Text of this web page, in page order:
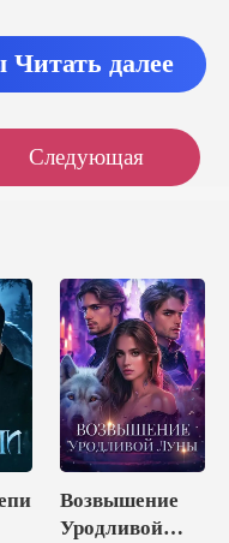
Читать далее
Следующая
Возвышение
Уродливой